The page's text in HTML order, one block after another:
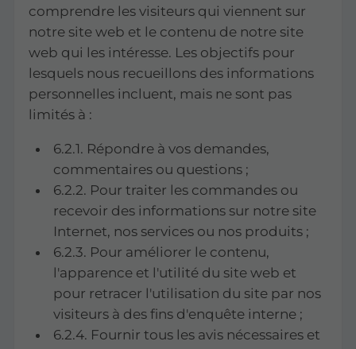
comprendre les visiteurs qui viennent sur
notre site web et le contenu de notre site
web qui les intéresse. Les objectifs pour
lesquels nous recueillons des informations
personnelles incluent, mais ne sont pas
limités à :
6.2.1. Répondre à vos demandes,
commentaires ou questions ;
6.2.2. Pour traiter les commandes ou
recevoir des informations sur notre site
Internet, nos services ou nos produits ;
6.2.3. Pour améliorer le contenu,
l'apparence et l'utilité du site web et
pour retracer l'utilisation du site par nos
visiteurs à des fins d'enquête interne ;
6.2.4. Fournir tous les avis nécessaires et